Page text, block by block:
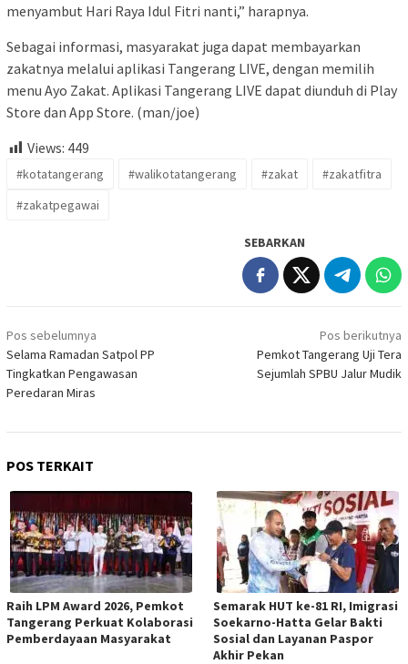
menyambut Hari Raya Idul Fitri nanti,” harapnya.
Sebagai informasi, masyarakat juga dapat membayarkan
zakatnya melalui aplikasi Tangerang LIVE, dengan memilih
menu Ayo Zakat. Aplikasi Tangerang LIVE dapat diunduh di Play
Store dan App Store. (man/joe)
Views: 449
#kotatangerang #walikotatangerang #zakat
#zakatfitra
#zakatpegawai
SEBARKAN
Navigasi
pos
Pos sebelumnya
Selama Ramadan Satpol PP
Tingkatkan Pengawasan
Peredaran Miras
Pos berikutnya
Pemkot Tangerang Uji Tera
Sejumlah SPBU Jalur Mudik
POS TERKAIT
Raih LPM Award 2026, Pemkot
Tangerang Perkuat Kolaborasi
Pemberdayaan Masyarakat
Semarak HUT ke-81 RI, Imigrasi
Soekarno-Hatta Gelar Bakti
Sosial dan Layanan Paspor
Akhir Pekan